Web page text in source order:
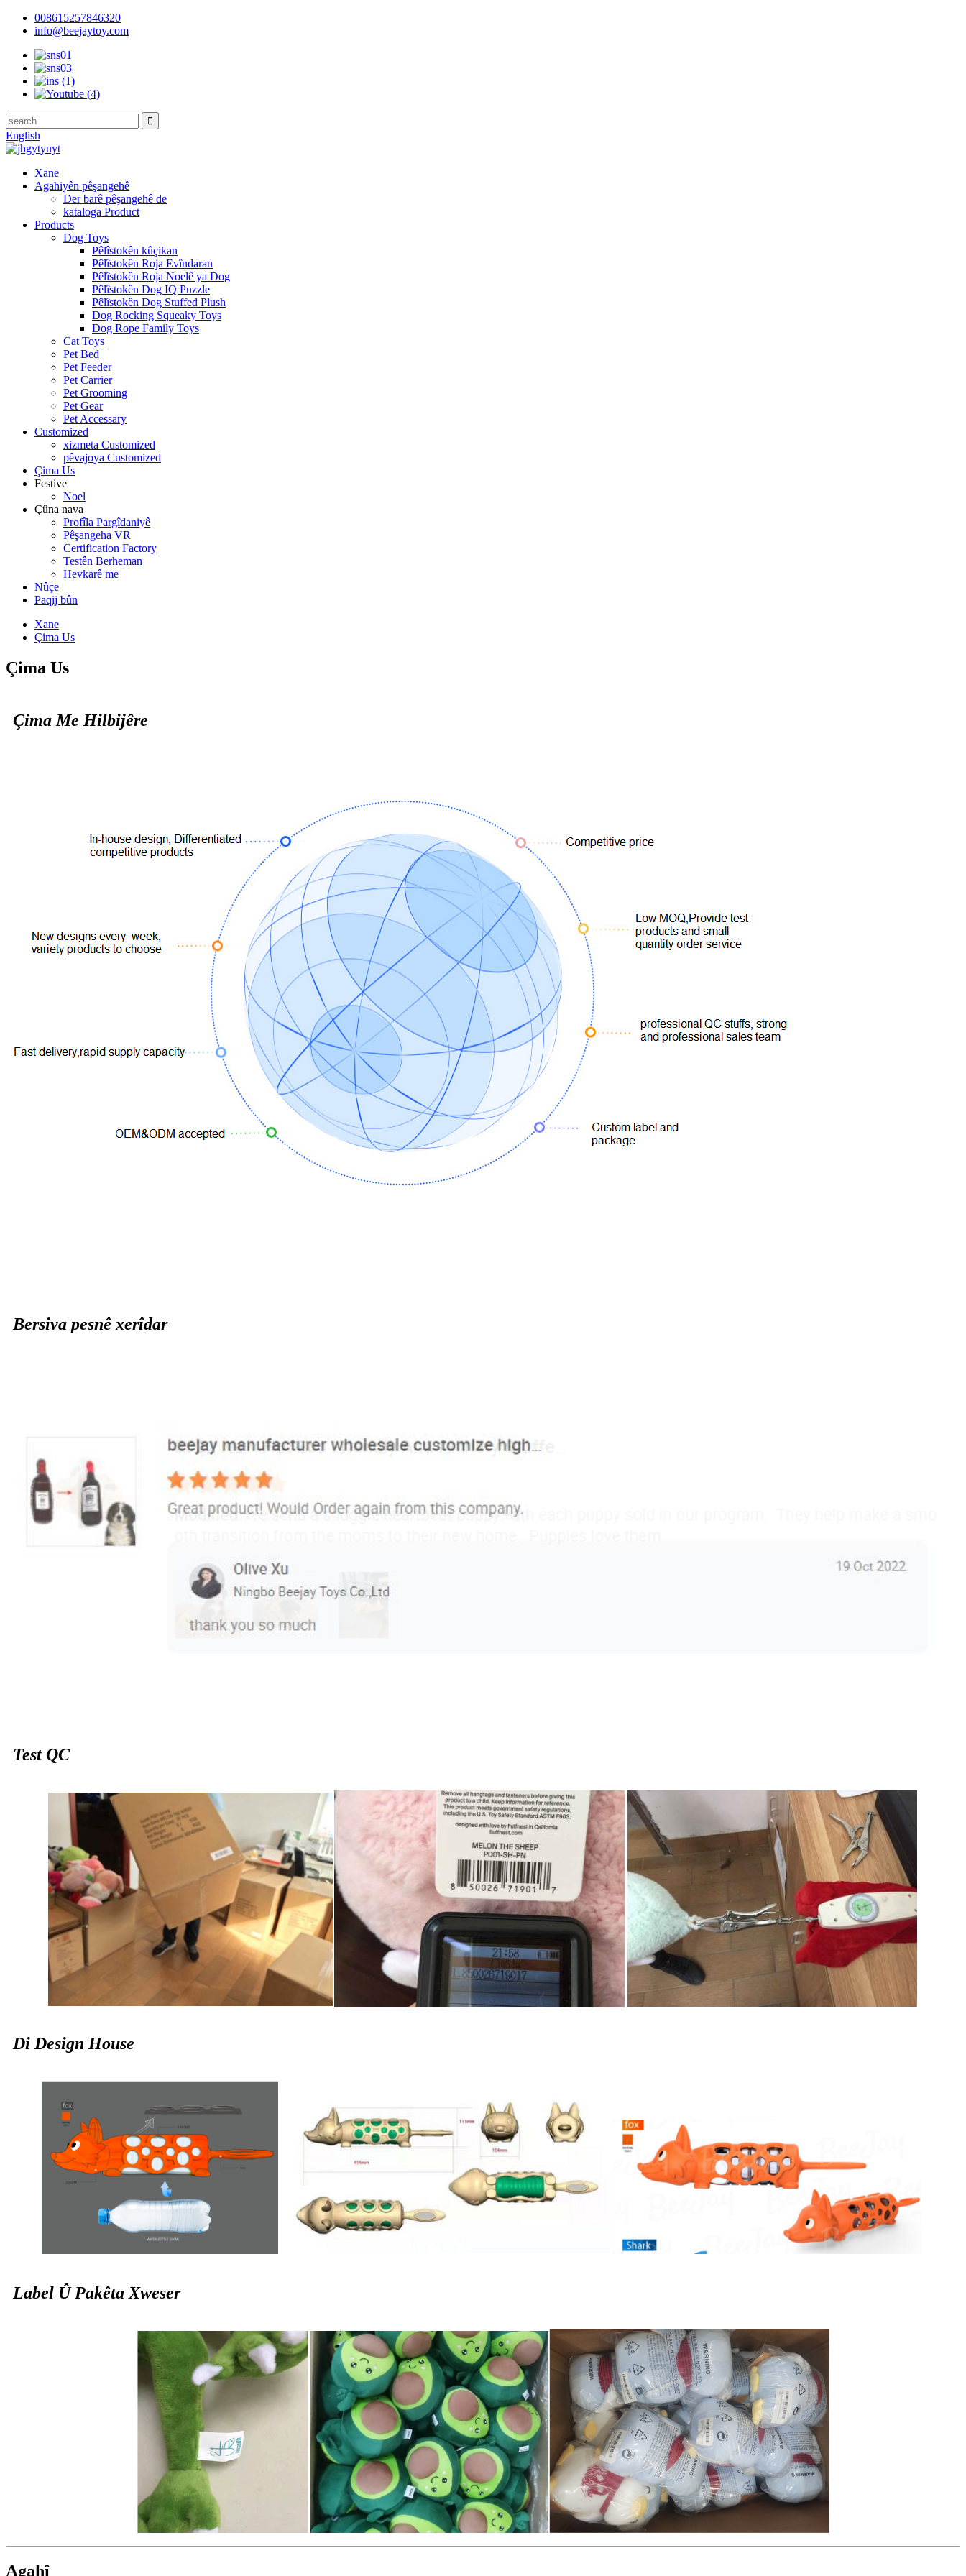
008615257846320
info@beejaytoy.com
English
Xane
Agahiyên pêşangehê
Der barê pêşangehê de
kataloga Product
Products
Dog Toys
Pêlîstokên kûçikan
Pêlîstokên Roja Evîndaran
Pêlîstokên Roja Noelê ya Dog
Pêlîstokên Dog IQ Puzzle
Pêlîstokên Dog Stuffed Plush
Dog Rocking Squeaky Toys
Dog Rope Family Toys
Cat Toys
Pet Bed
Pet Feeder
Pet Carrier
Pet Grooming
Pet Gear
Pet Accessary
Customized
xizmeta Customized
pêvajoya Customized
Çima Us
Festive
Noel
Çûna nava
Profîla Pargîdaniyê
Pêşangeha VR
Certification Factory
Testên Berheman
Hevkarê me
Nûçe
Paqij bûn
Xane
Çima Us
Çima Us
Çima Me Hilbijêre
Bersiva pesnê xerîdar
Test QC
Di Design House
Label Û Pakêta Xweser
Agahî